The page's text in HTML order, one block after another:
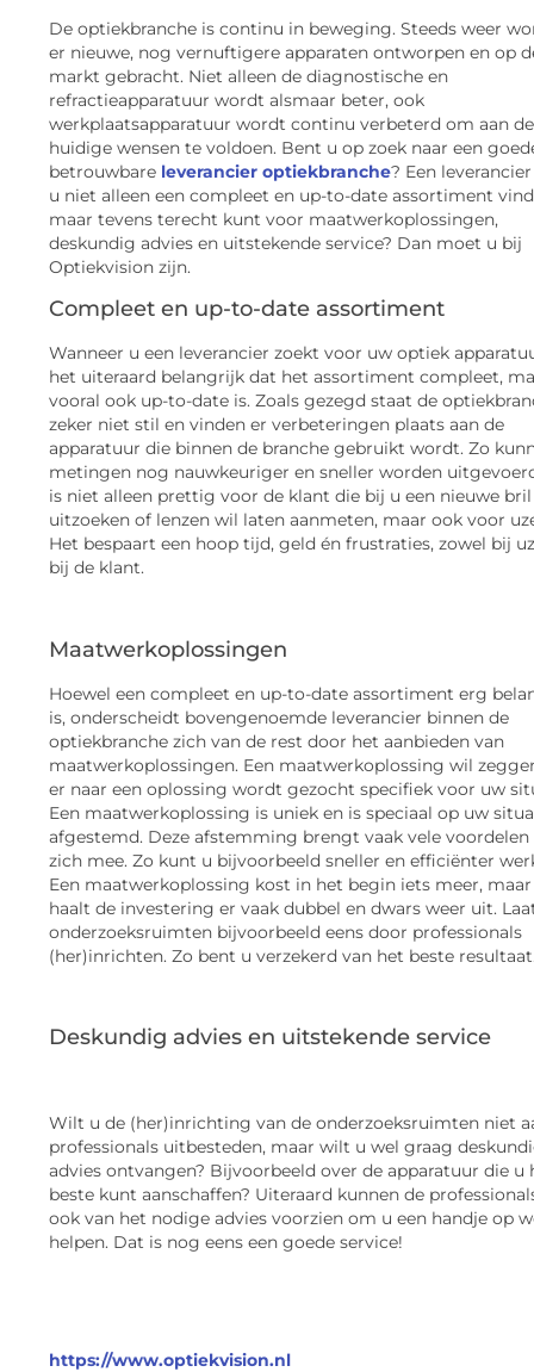
De optiekbranche is continu in beweging. Steeds weer
er nieuwe, nog vernuftigere apparaten ontworpen en op
markt gebracht. Niet alleen de diagnostische en
refractieapparatuur wordt alsmaar beter, ook
werkplaatsapparatuur wordt continu verbeterd om aan de
huidige wensen te voldoen. Bent u op zoek naar een
betrouwbare leverancier optiekbranche? Een
u niet alleen een compleet en up-to-date assortiment
maar tevens terecht kunt voor maatwerkoplossingen,
deskundig advies en uitstekende service? Dan moet u bij
Optiekvision zijn.
Compleet en up-to-date assortiment
Wanneer u een leverancier zoekt voor uw optiek
het uiteraard belangrijk dat het assortiment compleet,
vooral ook up-to-date is. Zoals gezegd staat de
zeker niet stil en vinden er verbeteringen plaats aan de
apparatuur die binnen de branche gebruikt wordt. Zo
metingen nog nauwkeuriger en sneller worden
is niet alleen prettig voor de klant die bij u een nieuwe
uitzoeken of lenzen wil laten aanmeten, maar ook voor
Het bespaart een hoop tijd, geld én frustraties, zowel bij
bij de klant.
Maatwerkoplossingen
Hoewel een compleet en up-to-date assortiment erg
is, onderscheidt bovengenoemde leverancier binnen de
optiekbranche zich van de rest door het aanbieden van
maatwerkoplossingen. Een maatwerkoplossing wil
er naar een oplossing wordt gezocht specifiek voor uw
Een maatwerkoplossing is uniek en is speciaal op uw
afgestemd. Deze afstemming brengt vaak vele
zich mee. Zo kunt u bijvoorbeeld sneller en efficiënter
Een maatwerkoplossing kost in het begin iets meer,
haalt de investering er vaak dubbel en dwars weer uit.
onderzoeksruimten bijvoorbeeld eens door professionals
(her)inrichten. Zo bent u verzekerd van het beste
Deskundig advies en uitstekende service
Wilt u de (her)inrichting van de onderzoeksruimten niet
professionals uitbesteden, maar wilt u wel graag
advies ontvangen? Bijvoorbeeld over de apparatuur die u
beste kunt aanschaffen? Uiteraard kunnen de
ook van het nodige advies voorzien om u een handje op
helpen. Dat is nog eens een goede service!
https://www.optiekvision.nl